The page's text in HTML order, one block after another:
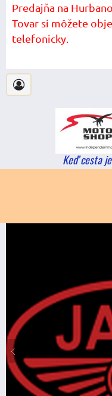
Predajňa na
Tovar si môžete
telefonicky.
Keď cesta